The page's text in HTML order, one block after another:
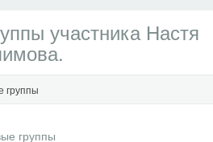
участника Настя
группы